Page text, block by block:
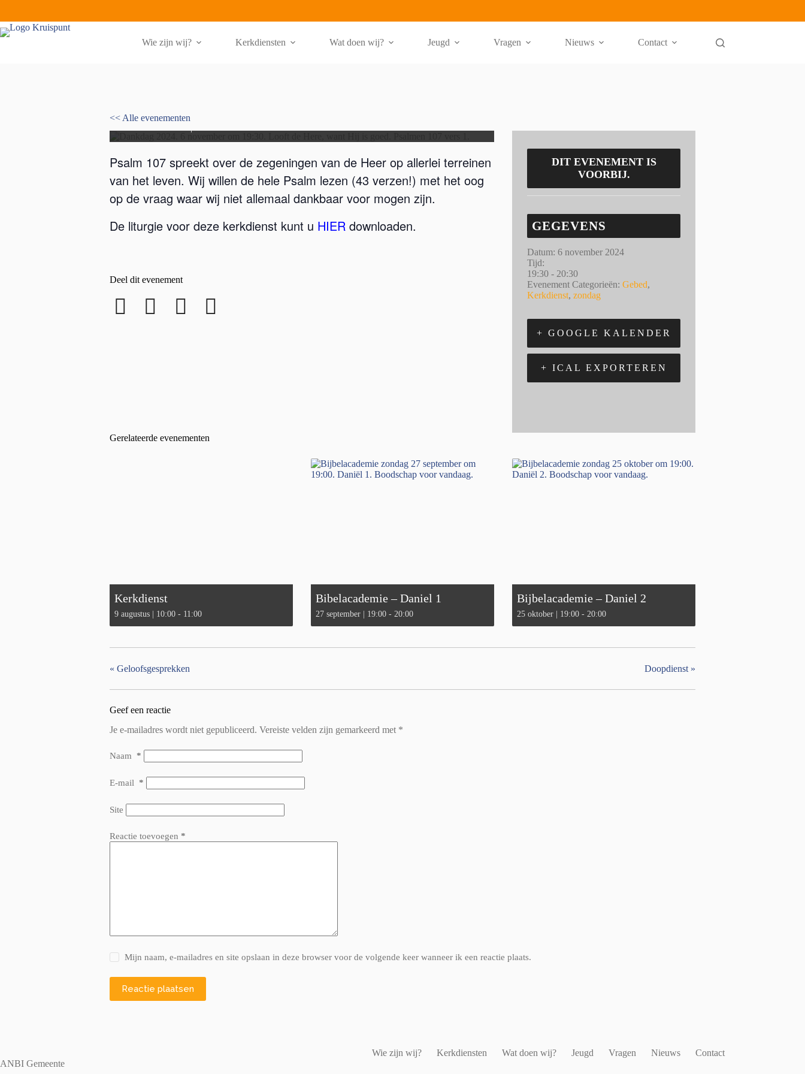
de
inhoud
Wie zijn wij? Kerkdiensten Wat doen wij? Jeugd Vragen Nieuws Contact
<< Alle evenementen
Dankdag
Psalm 107 spreekt over de zegeningen van de Heer op allerlei terreinen
van het leven. Wij willen de hele Psalm lezen (43 verzen!) met het oog
op de vraag waar wij niet allemaal dankbaar voor mogen zijn.
De liturgie voor deze kerkdienst kunt u HIER downloaden.
Deel dit evenement
DIT EVENEMENT IS
VOORBIJ.
GEGEVENS
Datum: 6 november 2024
Tijd:
19:30 - 20:30
Evenement Categorieën: Gebed,
Kerkdienst, zondag
+ GOOGLE KALENDER
+ ICAL EXPORTEREN
Gerelateerde evenementen
Kerkdienst
9 augustus | 10:00 - 11:00
Bibelacademie – Daniel 1
27 september | 19:00 - 20:00
Bijbelacademie – Daniel 2
25 oktober | 19:00 - 20:00
« Geloofsgesprekken Doopdienst »
Geef een reactie
Je e-mailadres wordt niet gepubliceerd. Vereiste velden zijn gemarkeerd met *
Naam *
E-mail *
Site
Reactie toevoegen *
Mijn naam, e-mailadres en site opslaan in deze browser voor de volgende keer wanneer ik een reactie plaats.
Reactie plaatsen
Wie zijn wij? Kerkdiensten Wat doen wij? Jeugd Vragen Nieuws
Contact
ANBI Gemeente